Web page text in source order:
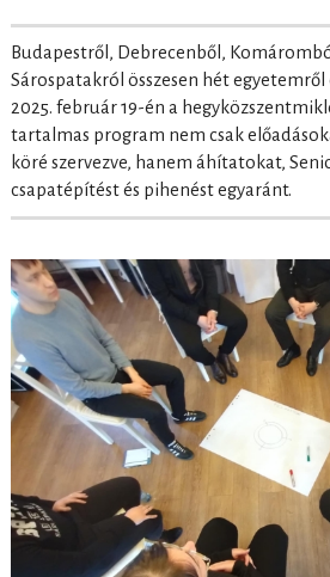
Budapestről, Debrecenből,
Sárospatakról összesen hét
2025. február 19-én a
tartalmas program nem csak
köré szervezve, hanem áhítatokat,
csapatépítést és pihenést egyaránt.